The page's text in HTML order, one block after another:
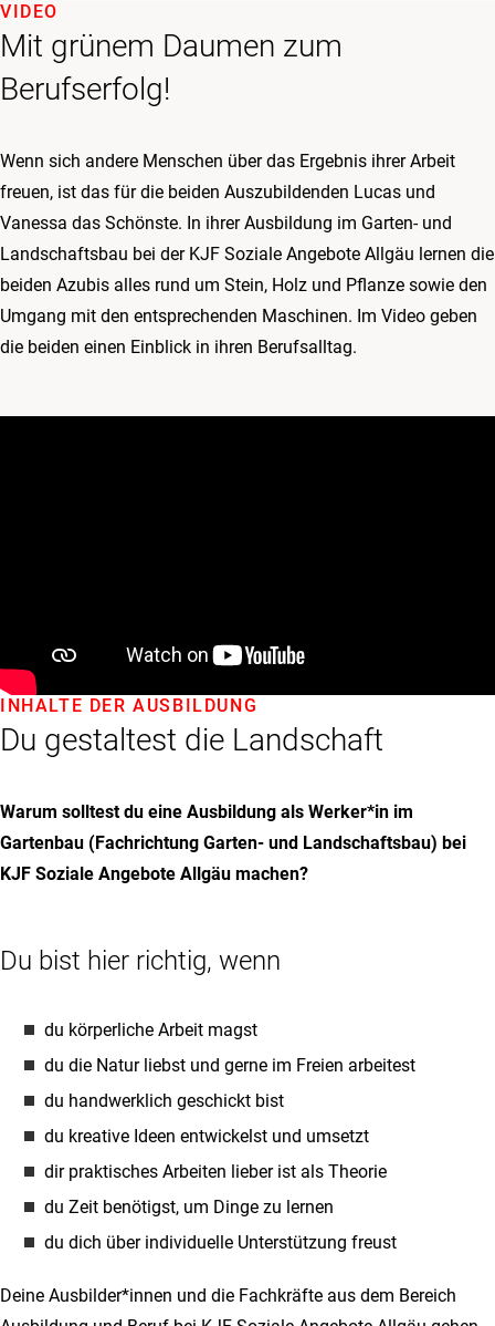
Mit grünem Daumen zum
Berufserfolg!
VIDEO
Wenn sich andere Menschen über das Ergebnis ihrer Arbeit
freuen, ist das für die beiden Auszubildenden Lucas und
Vanessa das Schönste. In ihrer Ausbildung im Garten- und
Landschaftsbau bei der KJF Soziale Angebote Allgäu lernen die
beiden Azubis alles rund um Stein, Holz und Pflanze sowie den
Umgang mit den entsprechenden Maschinen. Im Video geben
die beiden einen Einblick in ihren Berufsalltag.
Du gestaltest die Landschaft
INHALTE DER AUSBILDUNG
Warum solltest du eine Ausbildung als Werker*in im
Gartenbau (Fachrichtung Garten- und Landschaftsbau) bei
KJF Soziale Angebote Allgäu machen?
Du bist hier richtig, wenn
du körperliche Arbeit magst
du die Natur liebst und gerne im Freien arbeitest
du handwerklich geschickt bist
du kreative Ideen entwickelst und umsetzt
dir praktisches Arbeiten lieber ist als Theorie
du Zeit benötigst, um Dinge zu lernen
du dich über individuelle Unterstützung freust
Deine Ausbilder*innen und die Fachkräfte aus dem Bereich